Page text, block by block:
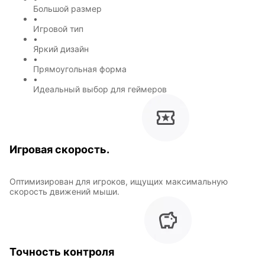
Большой размер
•
Игровой тип
•
Яркий дизайн
•
Прямоугольная форма
•
Идеальный выбор для геймеров
Игровая скорость.
Оптимизирован для игроков, ищущих максимальную
скорость движений мыши.
Точность контроля
года
Горячие
клавиши
В виде
ковра
стиль
Разное